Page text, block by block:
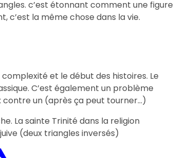
c’est étonnant comment une figure
c’est la même chose dans la vie.
et le début des histoires. Le
C’est également un problème
contre un (après ça peut tourner…)
La sainte Trinité dans la religion
(deux triangles inversés)